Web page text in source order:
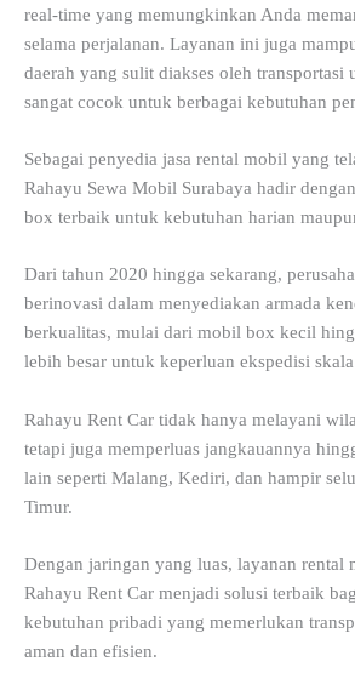
real-time yang memungkinkan Anda
selama perjalanan. Layanan ini juga
daerah yang sulit diakses oleh transportasi
sangat cocok untuk berbagai kebutuhan
Sebagai penyedia jasa rental mobil yang
Rahayu Sewa Mobil Surabaya hadir
box terbaik untuk kebutuhan harian
Dari tahun 2020 hingga sekarang,
berinovasi dalam menyediakan armada
berkualitas, mulai dari mobil box kecil
lebih besar untuk keperluan ekspedisi skala
Rahayu Rent Car tidak hanya melayani
tetapi juga memperluas jangkauannya
lain seperti Malang, Kediri, dan hampir
Timur.
Dengan jaringan yang luas, layanan rental
Rahayu Rent Car menjadi solusi terbaik
kebutuhan pribadi yang memerlukan
aman dan efisien.